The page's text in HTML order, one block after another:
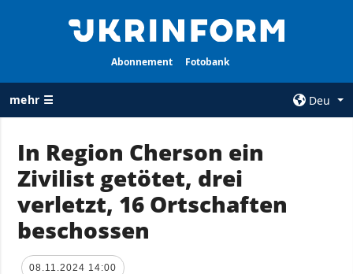
Abonnement Fotobank
mehr ☰
Deu
ALLE
RUBRIKEN
Krieg
Wiederaufbau
der Ukraine
AGENTUR
Über uns
In Region Cherson ein
Zivilist getötet, drei
verletzt, 16 Ortschaften
beschossen
08.11.2024 14:00